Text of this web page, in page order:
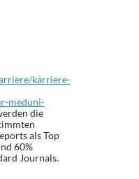
karriere-
meduni-
die
als Top
60%
Journals.